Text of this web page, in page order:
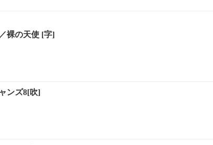
裸の天使 [字]
ンズ8[吹]